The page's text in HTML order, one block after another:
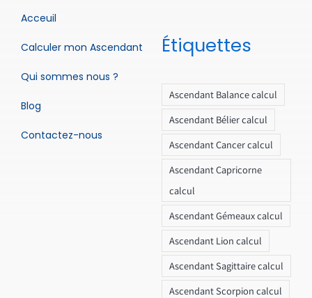
Acceuil
Calculer mon Ascendant
Qui sommes nous ?
Blog
Contactez-nous
Étiquettes
Ascendant Balance calcul
Ascendant Bélier calcul
Ascendant Cancer calcul
Ascendant Capricorne
calcul
Ascendant Gémeaux calcul
Ascendant Lion calcul
Ascendant Sagittaire calcul
Ascendant Scorpion calcul